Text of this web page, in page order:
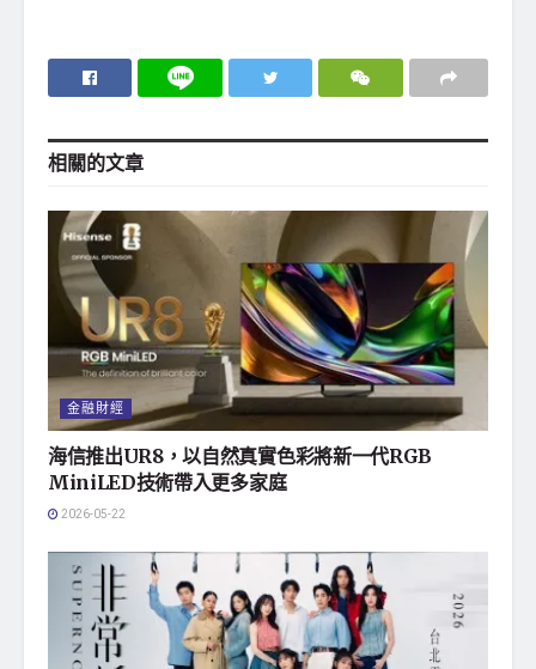
相關的文章
金融財經
海信推出UR8，以自然真實色彩將新一代RGB
MiniLED技術帶入更多家庭
2026-05-22